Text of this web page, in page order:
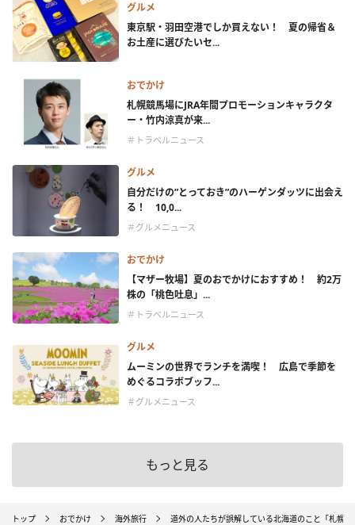
グルメ
東京駅・羽田空港でしか買えない！ 夏の帰省＆
お土産に選びたいセ...
おでかけ
札幌競馬場にJRA年間プロモーションキャラクタ
ー・竹内涼真が来...
＃トラベルニュース
グルメ
自分だけの”とっておき”のハーゲンダッツに出会え
る！ 10,0...
＃グルメニュース
おでかけ
【マザー牧場】夏のおでかけにおすすめ！ 約2万
株の「桃色吐息」...
＃トラベルニュース
グルメ
ムーミンの世界でランチを満喫！ 広島で季節を
めぐるコラボブッフ...
＃グルメニュース
もっと見る
トップ おでかけ 海外旅行 道外の人たちが誤解している北海道のこと「札幌